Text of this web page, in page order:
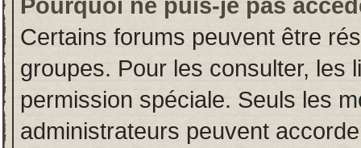
Certains forums peuvent être
groupes. Pour les consulter, les
permission spéciale. Seuls les
administrateurs peuvent